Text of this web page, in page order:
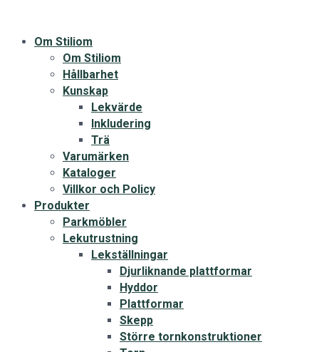
Om Stiliom
Om Stiliom
Hållbarhet
Kunskap
Lekvärde
Inkludering
Trä
Varumärken
Kataloger
Villkor och Policy
Produkter
Parkmöbler
Lekutrustning
Lekställningar
Djurliknande plattformar
Hyddor
Plattformar
Skepp
Större tornkonstruktioner